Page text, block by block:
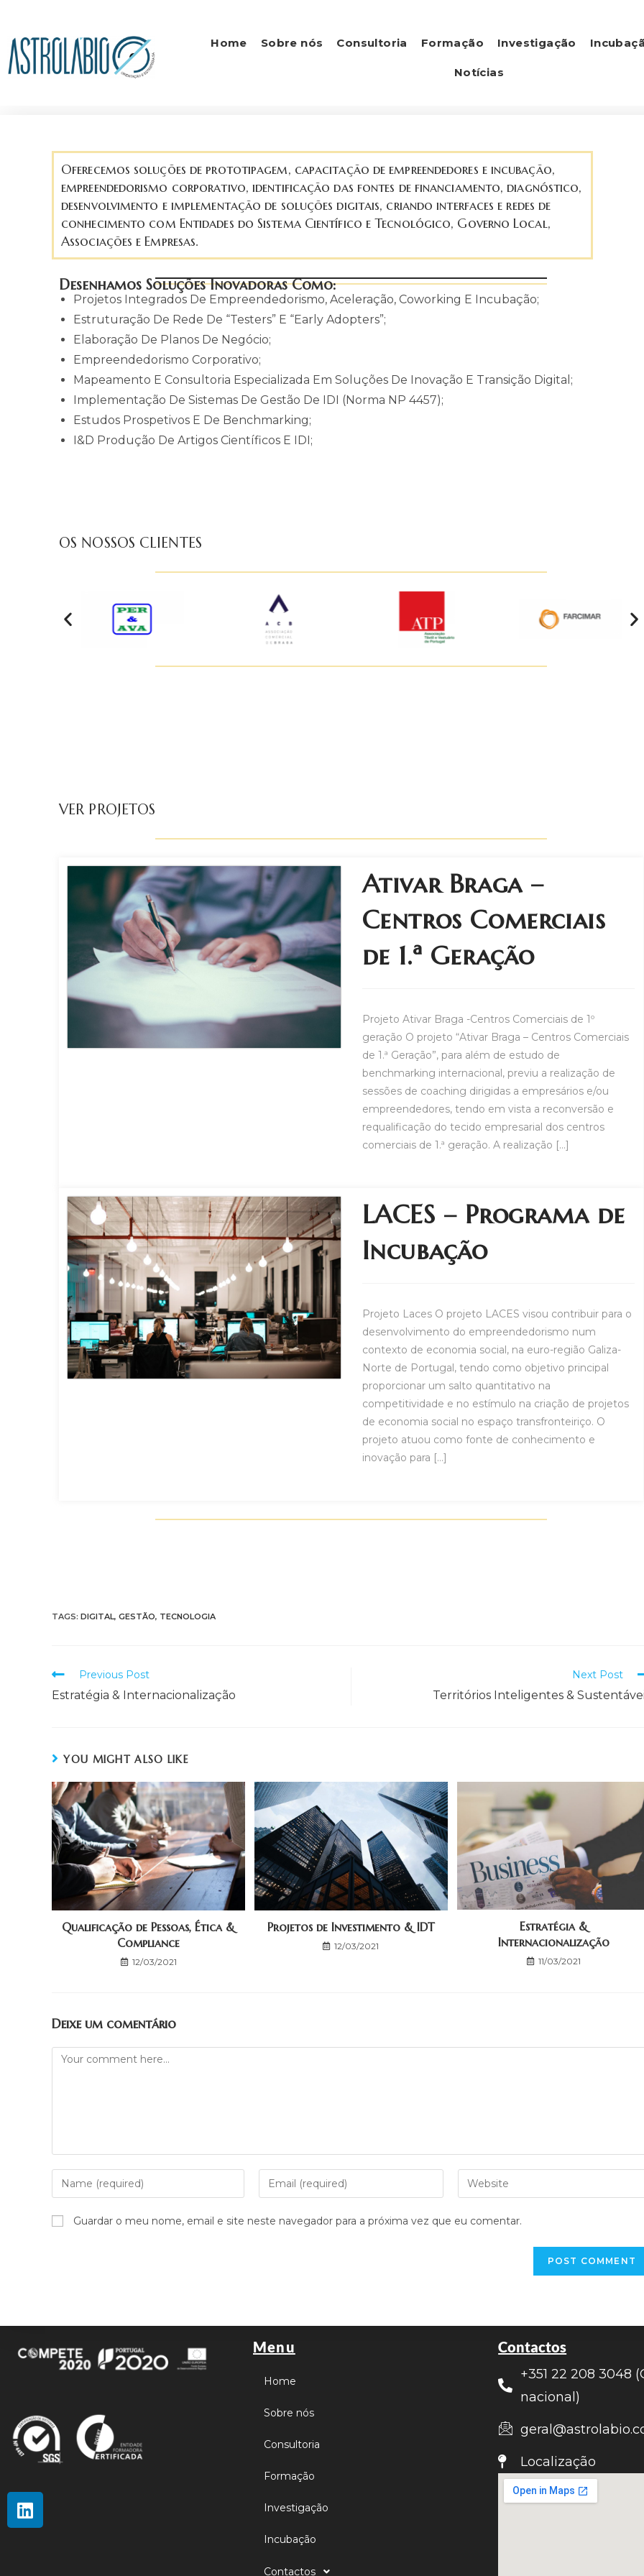
Home Sobre nós Consultoria Formação Investigação
Notícias
Oferecemos soluções de prototipagem, capacitação de empreendedores e incubação,
empreendedorismo corporativo, identificação das fontes de financiamento, diagnóstico,
desenvolvimento e implementação de soluções digitais, criando interfaces e redes de
conhecimento com Entidades do Sistema Científico e Tecnológico, Governo Local,
Associações e Empresas.
Desenhamos Soluções Inovadoras Como:
Projetos Integrados De Empreendedorismo, Aceleração, Coworking E Incubação;
Estruturação De Rede De “testers” E “early Adopters”;
Elaboração De Planos De Negócio;
Empreendedorismo Corporativo;
Mapeamento E Consultoria Especializada Em Soluções De Inovação E Transição Digital;
Implementação De Sistemas De Gestão De IDI (Norma NP 4457);
Estudos Prospetivos E De Benchmarking;
I&D Produção De Artigos Científicos E IDI;
OS NOSSOS CLIENTES
VER PROJETOS
Ativar Braga –
Centros Comerciais
de 1.ª Geração
Projeto Ativar Braga -Centros Comerciais de 1º
geração O projeto “Ativar Braga – Centros Comerciais
de 1.ª Geração”, para além de estudo de
benchmarking internacional, previu a realização de
sessões de coaching dirigidas a empresários e/ou
empreendedores, tendo em vista a reconversão e
requalificação do tecido empresarial dos centros
comerciais de 1.ª geração. A realização […]
LACES – Programa de
Incubação
Projeto Laces O projeto LACES visou contribuir para o
desenvolvimento do empreendedorismo num
contexto de economia social, na euro-região Galiza-
Norte de Portugal, tendo como objetivo principal
proporcionar um salto quantitativo na
competitividade e no estímulo na criação de projetos
de economia social no espaço transfronteiriço. O
projeto atuou como fonte de conhecimento e
inovação para […]
TAGS: DIGITAL, GESTÃO, TECNOLOGIA
Previous Post
Estratégia & Internacionalização
Next Post
Territórios Inteligentes &
YOU MIGHT ALSO LIKE
Qualificação de Pessoas, Ética &
Compliance
12/03/2021
Projetos de Investimento & IDT
12/03/2021
Estratégia &
Internacionalização
11/03/2021
Deixe um comentário
Guardar o meu nome, email e site neste navegador para a próxima vez que eu comentar.
Menu
Home
Sobre nós
Consultoria
Formação
Investigação
Incubação
Contactos
Contactos
+351 22 208 3048
nacional)
Localização